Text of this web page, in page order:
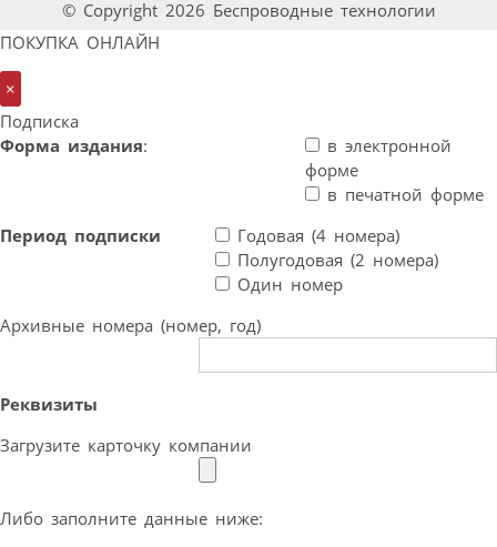
© Copyright 2026 Беспроводные технологии
ПОКУПКА ОНЛАЙН
×
Подписка
Форма издания:
в электронной
форме
в печатной форме
Период подписки
Годовая (4 номера)
Полугодовая (2 номера)
Один номер
Архивные номера (номер, год)
Реквизиты
Загрузите карточку компании
Либо заполните данные ниже: